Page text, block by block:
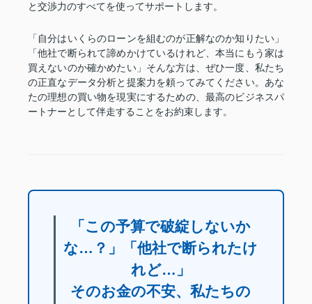
と交渉力のすべてを使ってサポートします。
「自分はいくらのローンを組むのが正解なのか知りたい」
「他社で断られて諦めかけているけれど、本当にもう家は
買えないのか確かめたい」そんな方は、ぜひ一度、私たち
の正直なデータ分析と提案力を頼ってみてください。あな
たの理想の買い物を現実にするための、最高のビジネスパ
ートナーとして伴走することをお約束します。
「この予算で破綻しないか
な…？」「他社で断られたけ
れど…」
そのお金の不安、私たちの